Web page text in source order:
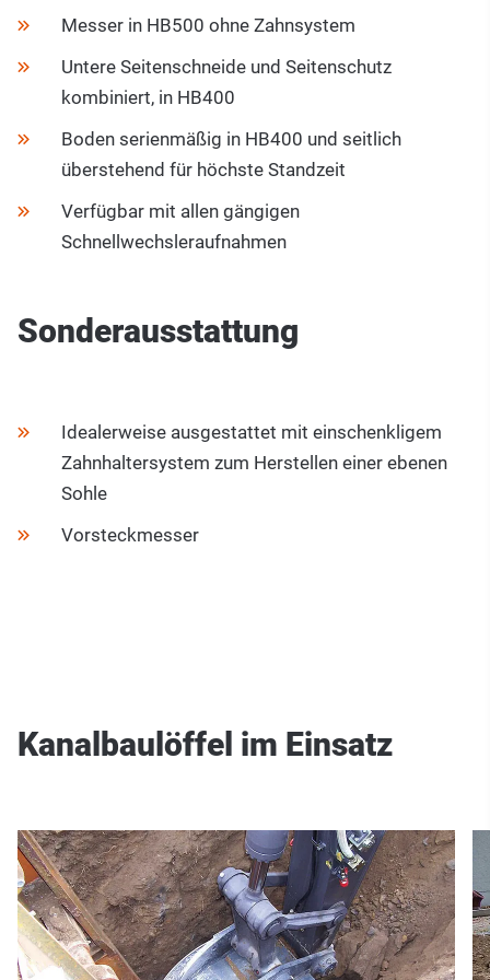
Messer in HB500 ohne Zahnsystem
Untere Seitenschneide und Seitenschutz
kombiniert, in HB400
Boden serienmäßig in HB400 und seitlich
überstehend für höchste Standzeit
Verfügbar mit allen gängigen
Schnellwechsleraufnahmen
Sonderausstattung
Idealerweise ausgestattet mit einschenkligem
Zahnhaltersystem zum Herstellen einer ebenen
Sohle
Vorsteckmesser
Kanalbaulöffel im Einsatz